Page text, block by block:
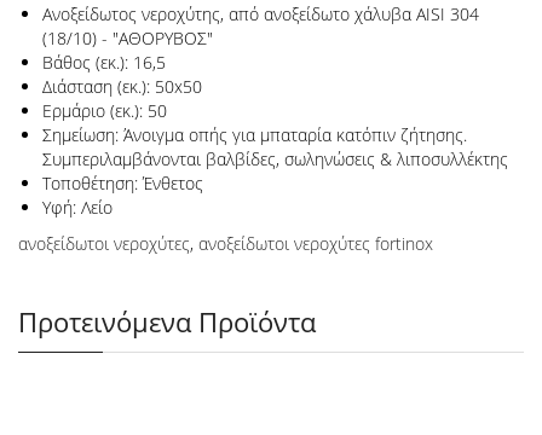
Ανοξείδωτος νεροχύτης, από ανοξείδωτο χάλυβα AISI 304
(18/10) - "ΑΘΟΡΥΒΟΣ"
Βάθος (εκ.): 16,5
Διάσταση (εκ.): 50x50
Ερμάριο (εκ.): 50
Σημείωση: Άνοιγμα οπής για μπαταρία κατόπιν ζήτησης.
Συμπεριλαμβάνονται βαλβίδες, σωληνώσεις & λιποσυλλέκτης
Τοποθέτηση: Ένθετος
Υφή: Λείο
ανοξείδωτοι νεροχύτες, ανοξείδωτοι νεροχύτες fortinox
Προτεινόμενα Προϊόντα